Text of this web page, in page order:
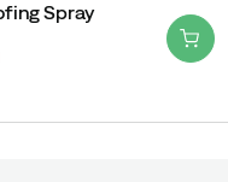
Spray